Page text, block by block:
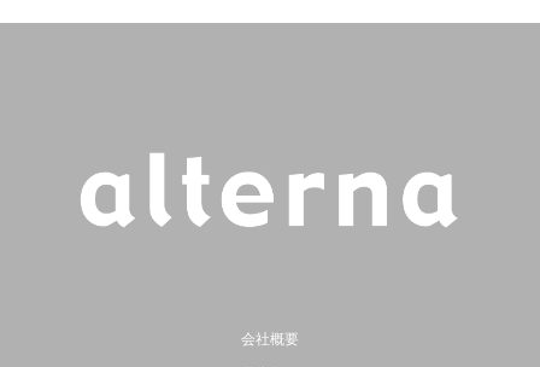
会社概要